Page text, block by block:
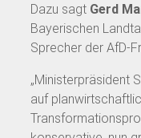
Dazu sagt Gerd
Bayerischen
Sprecher der AfD-
„Ministerpräsident
auf